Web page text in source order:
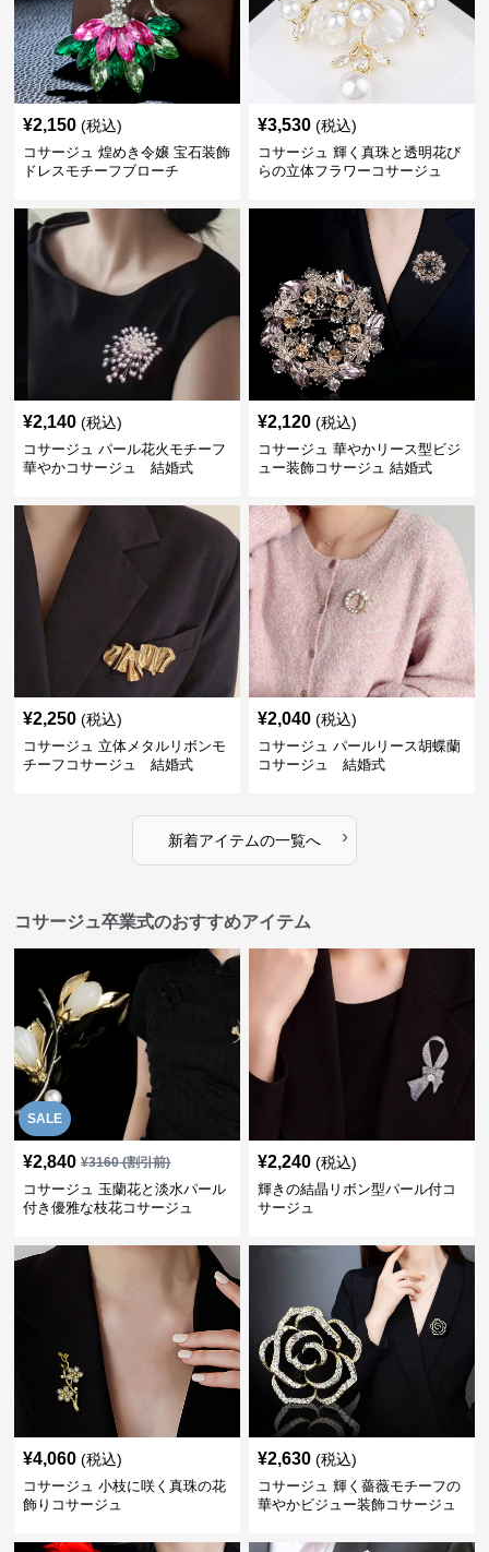
¥2,150 (税込)
コサージュ 煌めき令嬢 宝石装飾
ドレスモチーフブローチ
¥3,530 (税込)
コサージュ 輝く真珠と透明花び
らの立体フラワーコサージュ
¥2,140 (税込)
コサージュ パール花火モチーフ
華やかコサージュ 結婚式
¥2,120 (税込)
コサージュ 華やかリース型ビジ
ュー装飾コサージュ 結婚式
¥2,250 (税込)
コサージュ 立体メタルリボンモ
チーフコサージュ 結婚式
¥2,040 (税込)
コサージュ パールリース胡蝶蘭
コサージュ 結婚式
新着アイテムの一覧へ ›
コサージュ卒業式のおすすめアイテム
SALE
¥2,840 ¥3160(割引前)
コサージュ 玉蘭花と淡水パール
付き優雅な枝花コサージュ
¥2,240 (税込)
輝きの結晶リボン型パール付コ
サージュ
¥4,060 (税込)
コサージュ 小枝に咲く真珠の花
飾りコサージュ
¥2,630 (税込)
コサージュ 輝く薔薇モチーフの
華やかビジュー装飾コサージュ